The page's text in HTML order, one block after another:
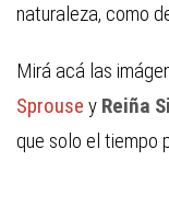
naturaleza, como
Mirá acá las
Sprouse y Reiña
que solo el tiempo